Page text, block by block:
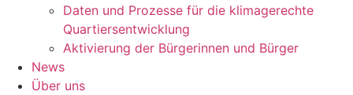
Daten und Prozesse für die klimagerechte
Quartiersentwicklung
Aktivierung der Bürgerinnen und Bürger
News
Über uns